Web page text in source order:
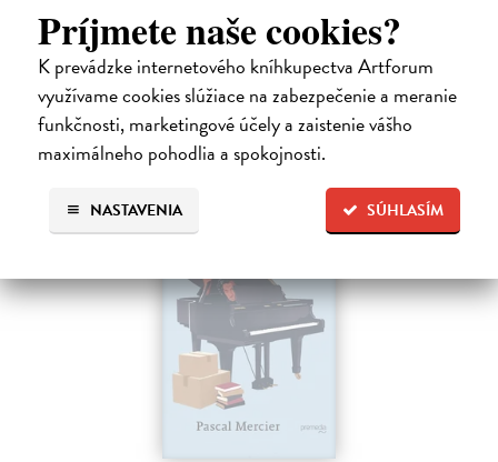
Príjmete naše cookies?
K prevádzke internetového kníhkupectva Artforum
využívame cookies slúžiace na zabezpečenie a meranie
funkčnosti, marketingové účely a zaistenie vášho
maximálneho pohodlia a spokojnosti.
SÚHLASÍM
NASTAVENIA
Ďalšie z kategórie svetová
beletria
na sklade